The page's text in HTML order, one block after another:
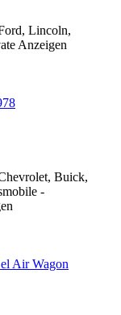
Lincoln,
Anzeigen
Buick,
-
Air Wagon